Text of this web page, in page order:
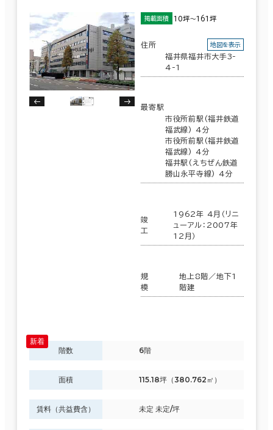
掲載面積 10坪～161坪
住所
福井県福井市大手3-
4-1
地図を表示
最寄駅
市役所前駅(福井鉄道
福武線) 4分
市役所前駅(福井鉄道
福武線) 4分
福井駅(えちぜん鉄道
勝山永平寺線) 4分
竣
工
1962年 4月（リニ
ューアル：2007年
12月）
規
模
地上8階／地下1
階建
階数 6階
面積 115.18坪（380.762㎡）
賃料（共益費含） 未定 未定/坪